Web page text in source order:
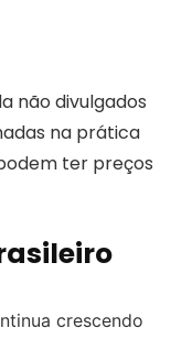
não divulgados
na prática
ter preços
crescendo